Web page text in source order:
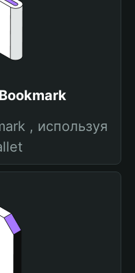
, используя